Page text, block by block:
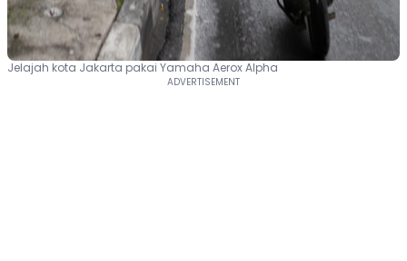
Jelajah kota Jakarta pakai Yamaha Aerox Alpha